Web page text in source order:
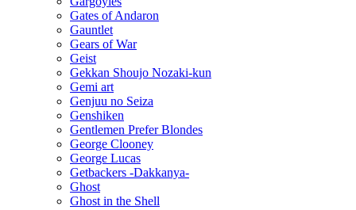
Gates of Andaron
Gauntlet
Gears of War
Geist
Gekkan Shoujo Nozaki-kun
Gemi art
Genjuu no Seiza
Genshiken
Gentlemen Prefer Blondes
George Clooney
George Lucas
Getbackers -Dakkanya-
Ghost
Ghost in the Shell